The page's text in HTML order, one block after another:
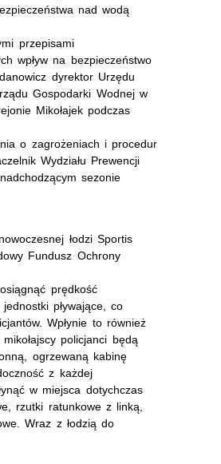
nad wodą
przepisami
wpływ na bezpieczeństwo
dyrektor Urzędu
Gospodarki Wodnej w
Mikołajek podczas
o zagrożeniach i procedur
Wydziału Prewencji
sezonie
łodzi Sportis
Fundusz Ochrony
prędkość
pływające, co
Wpłynie to również
policjanci będą
ogrzewaną kabinę
z każdej
w miejsca dotychczas
rzutki ratunkowe z linką,
Wraz z łodzią do